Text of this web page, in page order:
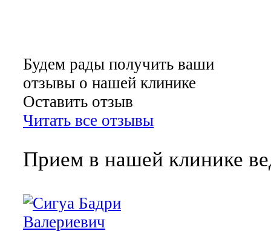
Будем рады получить ваши
отзывы о нашей клинике
Оставить отзыв
Читать все отзывы
Прием в нашей клинике